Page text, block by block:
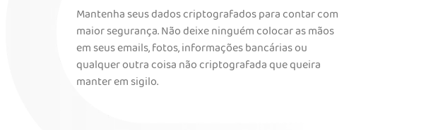
Mantenha seus dados criptografados para contar com
maior segurança. Não deixe ninguém colocar as mãos
em seus emails, fotos, informações bancárias ou
qualquer outra coisa não criptografada que queira
manter em sigilo.